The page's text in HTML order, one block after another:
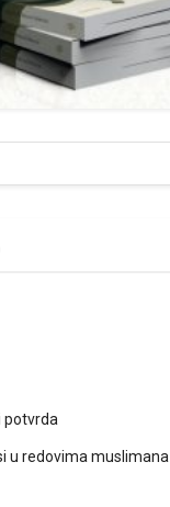
potvrda
u redovima muslimana